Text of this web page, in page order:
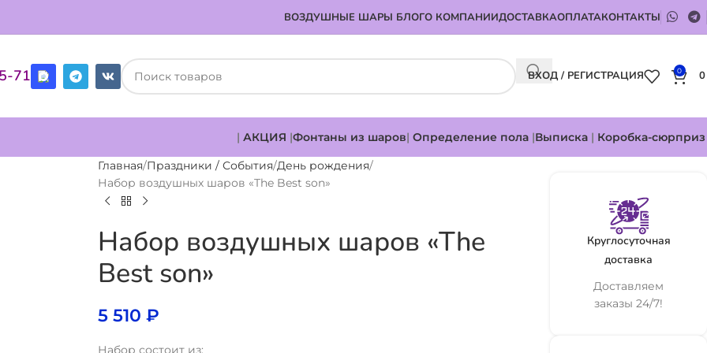
ВОЗДУШНЫЕ ШАРЫ БЛОГО КОМПАНИИДОСТАВКАОПЛАТАКОНТАКТЫ
71 ВХОД / РЕГИСТРАЦИЯ 0
| АКЦИЯ |Фонтаны из шаров| Определение пола |Выписка | Коробка-сюрприз
Главная Праздники / События День рождения
Набор воздушных шаров «The Best son»
Набор воздушных шаров «The
Best son»
5 510₽
Набор состоит из:
Круглосуточная
доставка
Доставляем
заказы 24/7!